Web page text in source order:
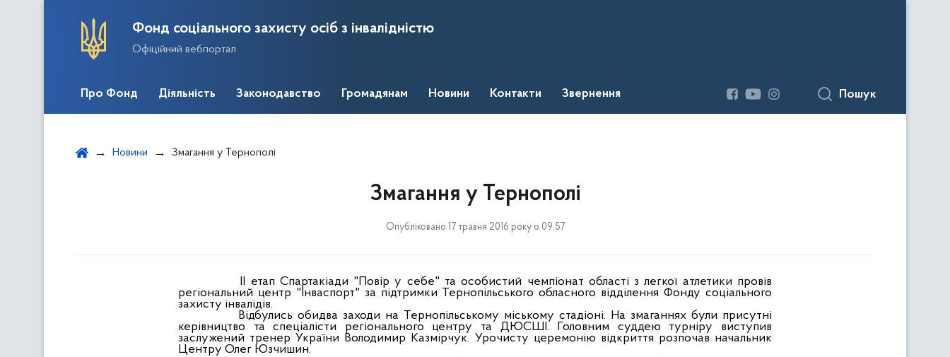
Фонд соціального захисту осіб з інвалідністю
Офіційний вебпортал
Про Фонд Діяльність Законодавство Громадянам Новини Контакти Звернення Пошук
Новини Змагання у Тернополі
Змагання у Тернополі
Опубліковано 17 травня 2016 року о 09:57
ІІ етап Спартакіади "Повір у себе" та особистий чемпіонат області з легкої атлетики провів
регіональний центр "Інваспорт" за підтримки Тернопільського обласного відділення Фонду соціального
захисту інвалідів.
Відбулись обидва заходи на Тернопільському міському стадіоні. На змаганнях були присутні
керівництво та спеціалісти регіонального центру та ДЮСШІ. Головним суддею турніру виступив
заслужений тренер України Володимир Казмірчук. Урочисту церемонію відкриття розпочав начальник
Центру Олег Юзчишин.